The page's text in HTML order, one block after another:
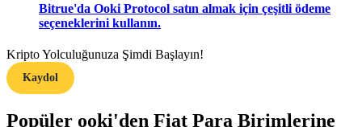
Nasıl kârlı kalabileceğinizi öğrenin
Bitrue'da Ooki Protocol satın almak için çeşitli ödeme
seçeneklerini kullanın.
Kripto Yolculuğunuza Şimdi Başlayın!
Kaydol
Popüler ooki'den Fiat Para Birimlerine